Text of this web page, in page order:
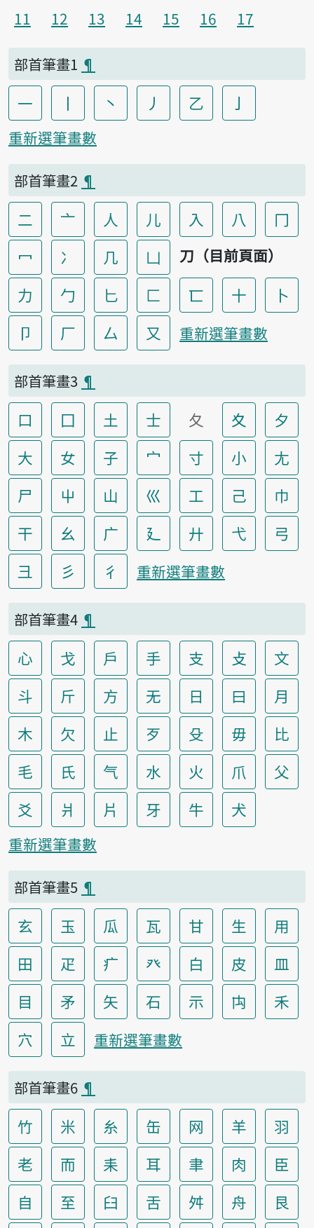
11 12 13 14 15 16 17
部首筆畫1 ¶
一 丨 丶 丿 乙 亅
重新選筆畫數
部首筆畫2 ¶
二 亠 人 儿 入 八
冂
冖
冫 几 凵 刀（目前頁面）
力 勹 匕 匚 匸 十
卜
卩
厂 厶 又 重新選筆畫數
部首筆畫3 ¶
口 囗 土 士 夂 夊
夕
大
女 子 宀 寸 小
尢
尸
屮 山 巛 工 己
巾
干
幺 广 廴 廾 弋
弓
彐
彡 彳 重新選筆畫數
部首筆畫4 ¶
心 戈 戶 手 支 攴
文
斗
斤 方 无 日 曰
月
木
欠 止 歹 殳 毋
比
毛
氏 气 水 火 爪
父
爻
爿 片 牙 牛 犬
重新選筆畫數
部首筆畫5 ¶
玄 玉 瓜 瓦 甘 生
用
田
疋 疒 癶 白 皮
皿
目
矛 矢 石 示 禸
禾
穴
立 重新選筆畫數
部首筆畫6 ¶
竹 米 糸 缶 网 羊
羽
老
而 耒 耳 聿 肉
臣
自
至 臼 舌 舛 舟
艮